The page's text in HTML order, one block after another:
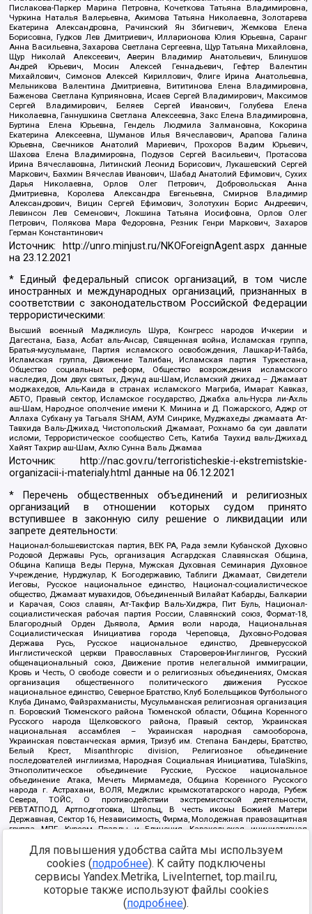
Пислакова-Паркер Марина Петровна, Кочеткова Татьяна Владимировна,
Чуркина Наталья Валерьевна, Акимова Татьяна Николаевна, Золотарева
Екатерина Александровна, Рачинский Ян Збигневич, Жемкова Елена
Борисовна, Гудков Лев Дмитриевич, Илларионова Юлия Юрьевна, Саранг
Анна Васильевна, Захарова Светлана Сергеевна, Щур Татьяна Михайловна,
Щур Николай Алексеевич, Аверин Владимир Анатольевич, Блинушов
Андрей Юрьевич, Мосин Алексей Геннадьевич, Гефтер Валентин
Михайлович, Симонов Алексей Кириллович, Флиге Ирина Анатольевна,
Мельникова Валентина Дмитриевна, Вититинова Елена Владимировна,
Баженова Светлана Куприяновна, Исаев Сергей Владимирович, Максимов
Сергей Владимирович, Беляев Сергей Иванович, Голубева Елена
Николаевна, Ганнушкина Светлана Алексеевна, Закс Елена Владимировна,
Буртина Елена Юрьевна, Гендель Людмила Залмановна, Кокорина
Екатерина Алексеевна, Шуманов Илья Вячеславович, Арапова Галина
Юрьевна, Свечников Анатолий Мариевич, Прохоров Вадим Юрьевич,
Шахова Елена Владимировна, Подузов Сергей Васильевич, Протасова
Ирина Вячеславовна, Литинский Леонид Борисович, Лукашевский Сергей
Маркович, Бахмин Вячеслав Иванович, Шабад Анатолий Ефимович, Сухих
Дарья Николаевна, Орлов Олег Петрович, Добровольская Анна
Дмитриевна, Королева Александра Евгеньевна, Смирнов Владимир
Александрович, Вицин Сергей Ефимович, Золотухин Борис Андреевич,
Левинсон Лев Семенович, Локшина Татьяна Иосифовна, Орлов Олег
Петрович, Полякова Мара Федоровна, Резник Генри Маркович, Захаров
Герман Константинович
Источник: http://unro.minjust.ru/NKOForeignAgent.aspxданные
на23.12.2021
* Единый федеральный список организаций, в том числе
иностранных и международных организаций, признанных в
соответствии с законодательством Российской Федерации
террористическими:
Высший военный Маджлисуль Шура, Конгресс народов Ичкерии и
Дагестана, База, Асбат аль-Ансар, Священная война, Исламская группа,
Братья-мусульмане, Партия исламского освобождения, Лашкар-И-Тайба,
Исламская группа, Движение Талибан, Исламская партия Туркестана,
Общество социальных реформ, Общество возрождения исламского
наследия, Дом двух святых, Джунд аш-Шам, Исламский джихад – Джамаат
моджахедов, Аль-Каида в странах исламского Магриба, Имарат Кавказ,
АБТО, Правый сектор, Исламское государство, Джабха аль-Нусра ли-Ахль
аш-Шам, Народное ополчение имени К. Минина и Д. Пожарского, Аджр от
Аллаха Субхану уа Тагьаля SHAM, АУМ Синрике, Муджахеды джамаата Ат-
Тавхида Валь-Джихад, Чистопольский Джамаат, Рохнамо ба суи давлати
исломи, Террористическое сообщество Сеть, Катиба Таухид валь-Джихад,
Хайят Тахрир аш-Шам, Ахлю Сунна Валь Джамаа
Источник:
http://nac.gov.ru/terroristicheskie-i-ekstremistskie-
organizacii-i-materialy.html данные на06.12.2021
* Перечень общественных объединений и религиозных
организаций в отношении которых судом принято
вступившее в законную силу решение о ликвидации или
запрете деятельности:
Национал-большевистская партия, ВЕК РА, Рада земли Кубанской Духовно
Родовой Державы Русь, организация Асгардская Славянская Община,
Община Капища Веды Перуна, Мужская Духовная Семинария Духовное
Учреждение, Нурджулар, К Богодержавию, Таблиги Джамаат, Свидетели
Иеговы, Русское национальное единство, Национал-социалистическое
общество, Джамаат мувахидов, Объединенный Вилайат Кабарды, Балкарии
и Карачая, Союз славян, Ат-Такфир Валь-Хиджра, Пит Буль, Национал-
социалистическая рабочая партия России, Славянский союз, Формат-18,
Благородный Орден Дьявола, Армия воли народа, Национальная
Социалистическая Инициатива города Череповца, Духовно-Родовая
Держава Русь, Русское национальное единство, Древнерусской
Инглистической церкви Православных Староверов-Инглингов, Русский
общенациональный союз, Движение против нелегальной иммиграции,
Кровь и Честь, О свободе совести и о религиозных объединениях, Омская
организация общественного политического движения Русское
национальное единство, Северное Братство, Клуб Болельщиков Футбольного
Клуба Динамо, Файзрахманисты, Мусульманская религиозная организация
п. Боровский Тюменского района Тюменской области, Община Коренного
Русского народа Щелковского района, Правый сектор, Украинская
национальная ассамблея – Украинская народная самооборона,
Украинская повстанческая армия, Тризуб им. Степана Бандеры, Братство,
Белый Крест, Misanthropic division, Религиозное объединение
последователей инглиизма, Народная Социальная Инициатива, TulaSkins,
Этнополитическое объединение Русские, Русское национальное
объединение Атака, Мечеть Мирмамеда, Община Коренного Русского
народа г. Астрахани, ВОЛЯ, Меджлис крымскотатарского народа, Рубеж
Севера, ТОЙС, О противодействии экстремистской деятельности,
РЕВТАТПОД, Артподготовка, Штольц, В честь иконы Божией Матери
Державная, Сектор 16, Независимость, Фирма, Молодежная правозащитная
группа МПГ, Курсом Правды и Единения, Каракольская инициативная
Благотворительный пансионат Ак Умут, Русская республика Русь,
Арестантское уголовное единство, Башкорт, Нация и свобода, W.H.С., Фалунь
Дафа, Иртыш Ultras, Русский Патриотический клуб-Новокузнецк/РПК,
Сибирский державный союз, Фонд борьбы с коррупцией, Фонд защиты прав
граждан, Штабы Навального, Совет граждан СССР Прикубанского округа г.
https://minjust.gov.ru/ru/documents/7822/
Для повышения удобства сайта мы используем
cookies (подробнее). К сайту подключены
сервисы Yandex.Metrika, LiveInternet, top.mail.ru,
которые также используют файлы cookies
(подробнее).